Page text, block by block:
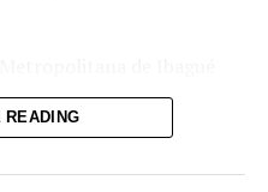
con sus encantos a
una vez obtenía el
existan más víctimas y
READING